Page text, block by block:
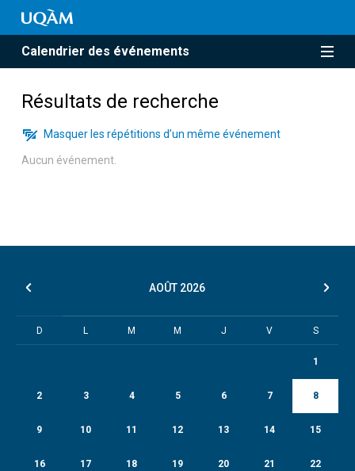
Calendrier des événements
Résultats de recherche
Masquer les répétitions d’un même événement
Aucun événement.
AOÛT 2026
D L M M J V S
1
2 3 4 5 6 7 8
9 10 11 12 13 14 15
16 17 18 19 20 21 22